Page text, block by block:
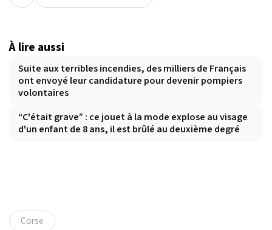
À lire aussi
Suite aux terribles incendies, des milliers de Français
ont envoyé leur candidature pour devenir pompiers
volontaires
“C'était grave” : ce jouet à la mode explose au visage
d'un enfant de 8 ans, il est brûlé au deuxième degré
Corse